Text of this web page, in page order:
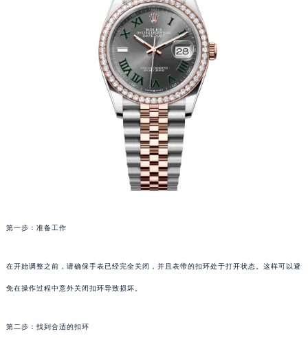
第一步：准备工作
在开始调整之前，请确保手表已经完全关闭，并且表带的扣环处于打开状态。这样可以避
免在操作过程中意外关闭扣环导致损坏。
第二步：找到合适的扣环